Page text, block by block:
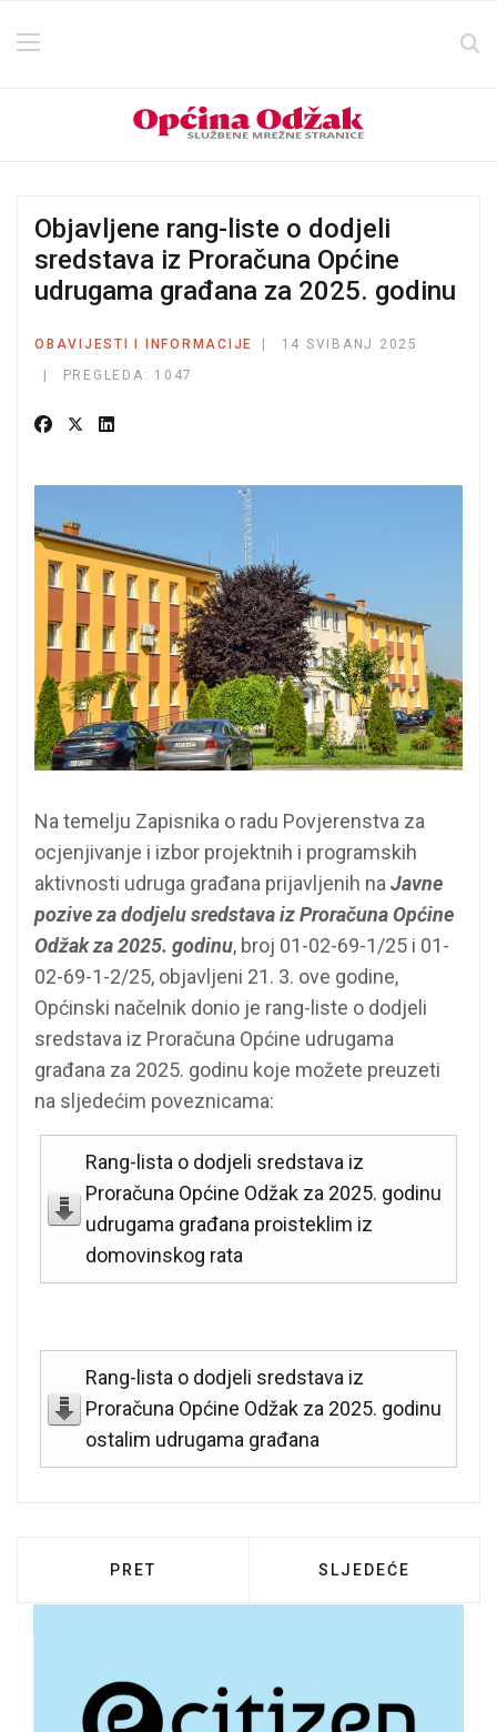
Objavljene rang-liste o dodjeli
sredstava iz Proračuna Općine
udrugama građana za 2025. godinu
OBAVIJESTI I INFORMACIJE
14 SVIBANJ 2025
PREGLEDA: 1047
Na temelju Zapisnika o radu Povjerenstva za
ocjenjivanje i izbor projektnih i programskih
aktivnosti udruga građana prijavljenih naJavne
pozive za dodjelu sredstava iz Proračuna Općine
Odžak za 2025. godinu, broj 01-02-69-1/25 i 01-
02-69-1-2/25, objavljeni 21. 3. ove godine,
Općinski načelnik donio je rang-liste o dodjeli
sredstava iz Proračuna Općine udrugama
građana za 2025. godinu koje možete preuzeti
na sljedećim poveznicama:
Rang-lista o dodjeli sredstava iz
Proračuna Općine Odžak za 2025. godinu
udrugama građana proisteklim iz
domovinskog rata
Rang-lista o dodjeli sredstava iz
Proračuna Općine Odžak za 2025. godinu
ostalim udrugama građana
PRETHODNI ČLANAK: OBAVIJEST O
PRET SLJEDEĆI
SLJEDEĆE